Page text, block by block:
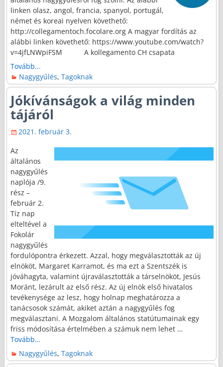
linken olasz, angol, francia, spanyol, portugál,
német és koreai nyelven követhető:
http://collegamentoch.focolare.org A magyar fordítás az
alábbi linken követhető: https://www.youtube.com/watch?
v=4jfLNWpiFSM A kollegamento CH csapata
Tovább...
Nagygyűlés,Tagoknak
Jókívánságok a világ minden
tájáról
2021. február 3.
Az
általános
nagygyűlés
naplója /9.
rész –
február 2.
Tíz nap
elteltével a
Fokolár
nagygyűlés
fordulópontra érkezett. Azzal, hogy megválasztották az új
elnököt, Margaret Karramot, és ma ezt a Szentszék is
jóváhagyta, valamint újraválasztották a társelnököt, Jesús
Moránt, lezárult az első rész. Az új elnök első hivatalos
tevékenysége az lesz, hogy holnap meghatározza a
tanácsosok számát, akiket aztán a nagygyűlés fog
megválasztani. A Mozgalom általános statútumainak egy
friss módosítása értelmében a számuk nem lehet …
Tovább…
Nagygyűlés,Tagoknak